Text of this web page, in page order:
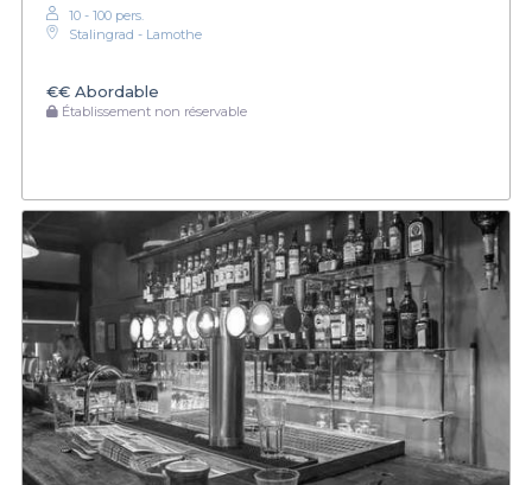
10 - 100 pers.
Stalingrad - Lamothe
€€ Abordable
Établissement non réservable